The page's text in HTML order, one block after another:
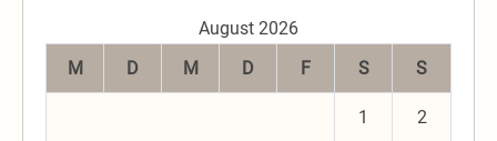
August 2026
M
D M D F S S
1 2